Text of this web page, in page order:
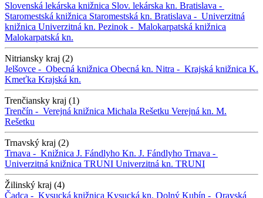
Slovenská lekárska knižnica Slov. lekárska kn. Bratislava -
Staromestská knižnica Staromestská kn. Bratislava - Univerzitná
knižnica Univerzitná kn. Pezinok - Malokarpatská knižnica
Malokarpatská kn.
Nitriansky kraj (2)
Jelšovce - Obecná knižnica Obecná kn. Nitra - Krajská knižnica K.
Kmeťka Krajská kn.
Trenčiansky kraj (1)
Trenčín - Verejná knižnica Michala Rešetku Verejná kn. M.
Rešetku
Trnavský kraj (2)
Trnava - Knižnica J. Fándlyho Kn. J. Fándlyho Trnava -
Univerzitná knižnica TRUNI Univerzitná kn. TRUNI
Žilinský kraj (4)
Čadca - Kysucká knižnica Kysucká kn. Dolný Kubín - Oravská